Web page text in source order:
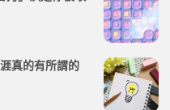
真的有所謂的